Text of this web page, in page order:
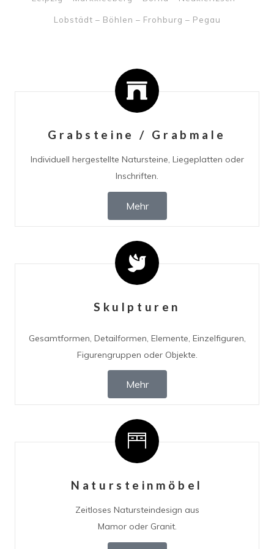
Lobstädt – Böhlen – Frohburg – Pegau
Grabsteine / Grabmale
Individuell hergestellte Natursteine, Liegeplatten oder
Inschriften.
Mehr
Skulpturen
Gesamtformen, Detailformen, Elemente, Einzelfiguren,
Figurengruppen oder Objekte.
Mehr
Natursteinmöbel
Zeitloses Natursteindesign aus
Mamor oder Granit.